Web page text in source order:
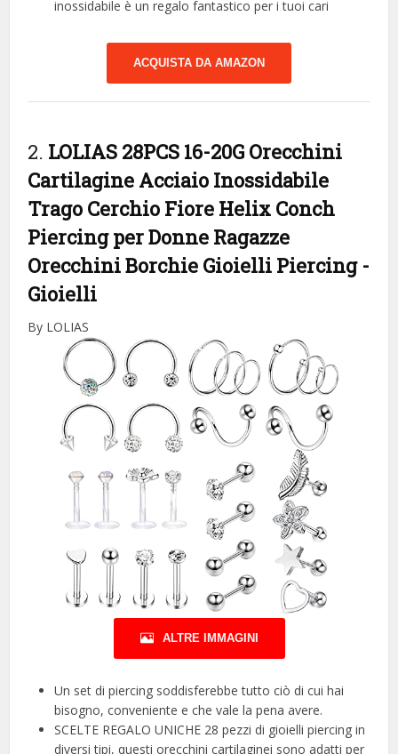
inossidabile è un regalo fantastico per i tuoi cari
ACQUISTA DA AMAZON
2. LOLIAS 28PCS 16-20G Orecchini
Cartilagine Acciaio Inossidabile
Trago Cerchio Fiore Helix Conch
Piercing per Donne Ragazze
Orecchini Borchie Gioielli Piercing -
Gioielli
By LOLIAS
ALTRE IMMAGINI
Un set di piercing soddisferebbe tutto ciò di cui hai
bisogno, conveniente e che vale la pena avere.
SCELTE REGALO UNICHE 28 pezzi di gioielli piercing in
diversi tipi, questi orecchini cartilaginei sono adatti per